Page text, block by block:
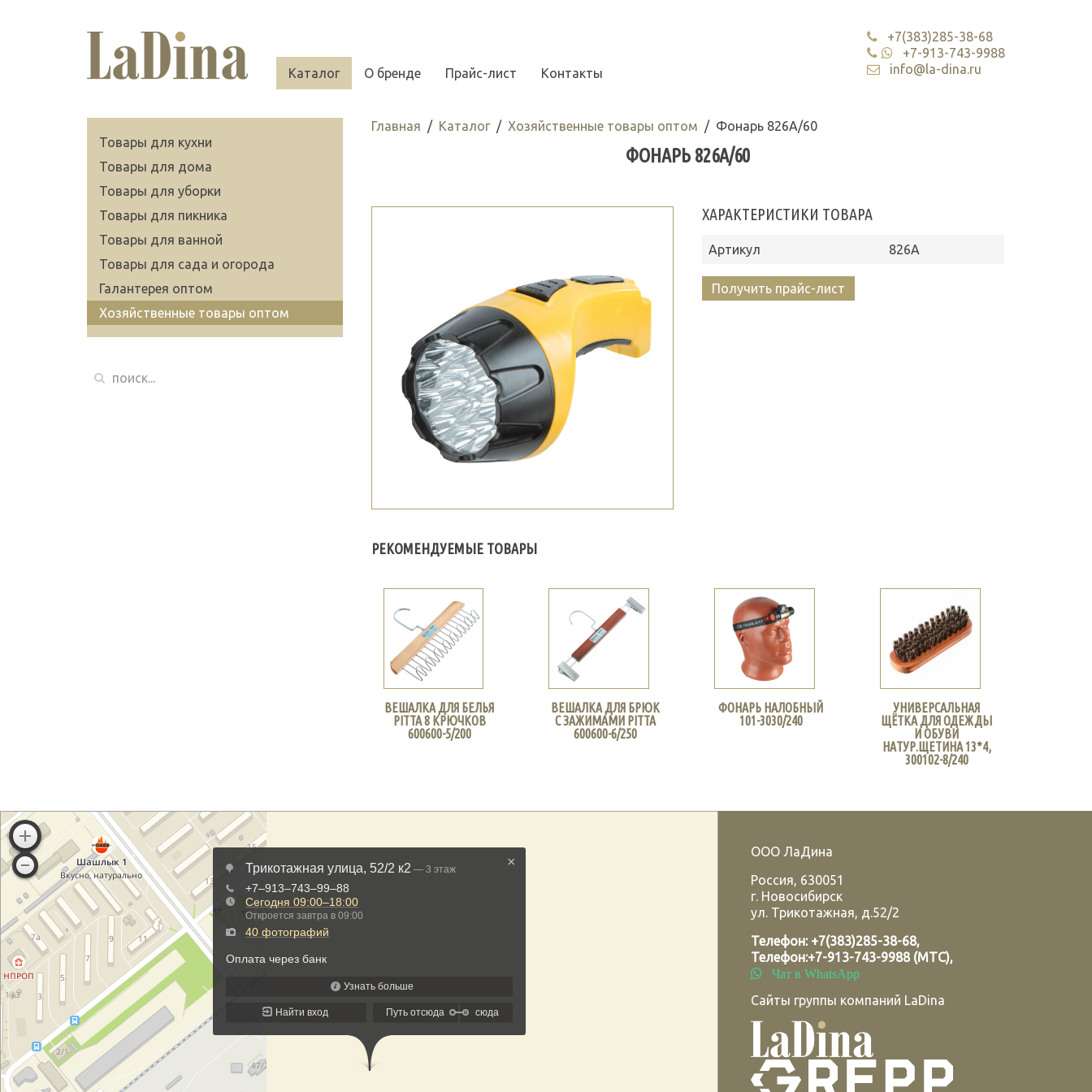
Каталог О бренде Прайс-лист Контакты
+7(383)285-38-68
+7-913-743-9988
info@la-dina.ru
Главная Каталог Хозяйственные товары оптом Фонарь 826А/60
ФОНАРЬ 826А/60
ХАРАКТЕРИСТИКИ ТОВАРА
Артикул 826А
Получить прайс-лист
РЕКОМЕНДУЕМЫЕ ТОВАРЫ
ВЕШАЛКА ДЛЯ БЕЛЬЯ
PITTA 8 КРЮЧКОВ
600600-5/200
ВЕШАЛКА ДЛЯ БРЮК
С ЗАЖИМАМИ PITTA
600600-6/250
ФОНАРЬ НАЛОБНЫЙ
101-3030/240
УНИВЕРСАЛЬНАЯ
ЩЁТКА ДЛЯ ОДЕЖДЫ
И ОБУВИ
НАТУР.ЩЕТИНА 13*4,
300102-8/240
Товары для кухни
Товары для дома
Товары для уборки
Товары для пикника
Товары для ванной
Товары для сада и огорода
Галантерея оптом
Хозяйственные товары оптом
ООО ЛаДина
Россия, 630051
г. Новосибирск
ул. Трикотажная, д.52/2
Телефон: +7(383)285-38-68,
Телефон:+7-913-743-9988 (МТС),
Чат в WhatsApp
Сайты группы компаний LaDina